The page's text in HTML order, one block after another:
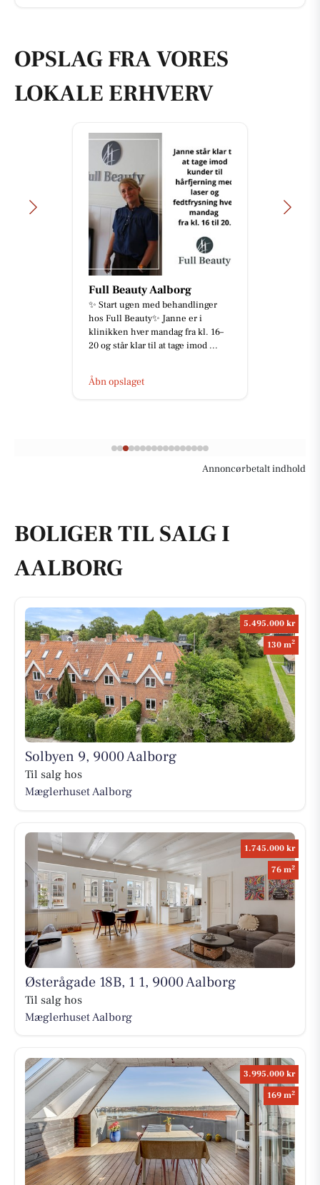
OPSLAG FRA VORES
LOKALE ERHVERV
Full Beauty Aalborg
✨ Start ugen med behandlinger
hos Full Beauty✨ Janne er i
klinikken hver mandag fra kl. 16–
20 og står klar til at tage imod ...
Åbn opslaget
Annoncørbetalt indhold
BOLIGER TIL SALG I
AALBORG
5.495.000 kr
130 m2
Solbyen 9, 9000 Aalborg
Til salg hos
Mæglerhuset Aalborg
1.745.000 kr
76 m2
Østerågade 18B, 1 1, 9000 Aalborg
Til salg hos
Mæglerhuset Aalborg
3.995.000 kr
169 m2